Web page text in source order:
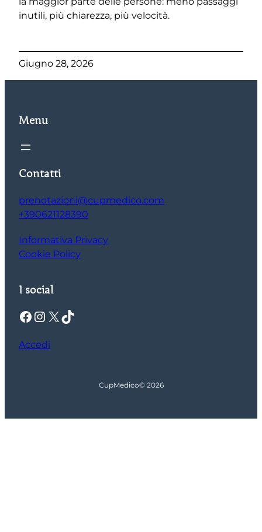
inutili, più chiarezza, più velocità.
Giugno 28, 2026
Menu
Contatti
prenotazioni@cupmedico.com
+390621128390
Informativa Privacy
Cookie Policy
I social
Facebook Instagram X TikTok
Accedi
CupMedico© 2026